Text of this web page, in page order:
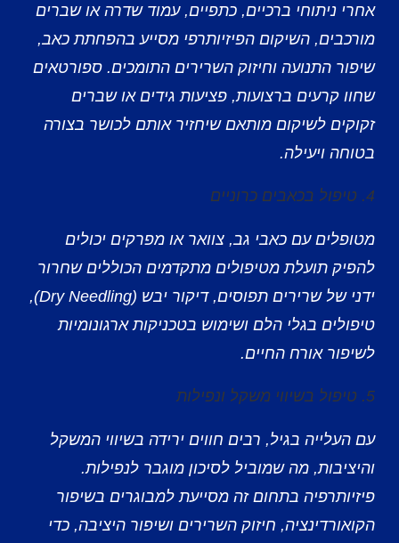
אחרי ניתוחי ברכיים, כתפיים, עמוד שדרה או שברים
מורכבים, השיקום הפיזיותרפי מסייע בהפחתת כאב,
שיפור התנועה וחיזוק השרירים התומכים. ספורטאים
שחוו קרעים ברצועות, פציעות גידים או שברים
זקוקים לשיקום מותאם שיחזיר אותם לכושר בצורה
בטוחה ויעילה.
4. טיפול בכאבים כרוניים
מטופלים עם כאבי גב, צוואר או מפרקים יכולים
להפיק תועלת מטיפולים מתקדמים הכוללים שחרור
ידני של שרירים תפוסים, דיקור יבש (Dry Needling),
טיפולים בגלי הלם ושימוש בטכניקות ארגונומיות
לשיפור אורח החיים.
5. טיפול בשיווי משקל ונפילות
עם העלייה בגיל, רבים חווים ירידה בשיווי המשקל
והיציבות, מה שמוביל לסיכון מוגבר לנפילות.
פיזיותרפיה בתחום זה מסייעת למבוגרים בשיפור
הקואורדינציה, חיזוק השרירים ושיפור היציבה, כדי